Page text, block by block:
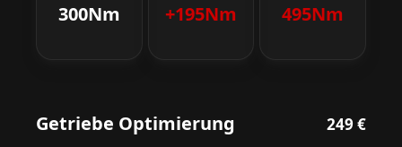
300Nm +195Nm 495Nm
Getriebe Optimierung 249 €